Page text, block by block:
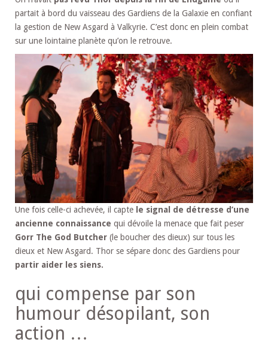
partait à bord du vaisseau des Gardiens de la Galaxie en confiant
la gestion de New Asgard à Valkyrie. C’est donc en plein combat
sur une lointaine planète qu’on le retrouve.
Une fois celle-ci achevée, il capte le signal de détresse d’une
ancienne connaissance qui dévoile la menace que fait peser
Gorr The God Butcher (le boucher des dieux) sur tous les
dieux et New Asgard. Thor se sépare donc des Gardiens pour
partir aider les siens.
qui compense par son
humour désopilant, son
action …